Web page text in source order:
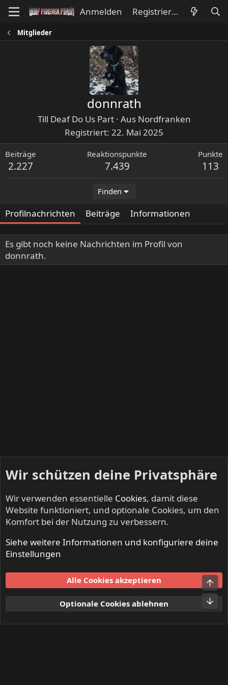
Anmelden Registrieren
Mitglieder
donnrath
Till Deaf Do Us Part · Aus Nordfranken
Registriert 22. Mai 2025
Beiträge
2.227
Reaktionspunkte
7.439
Punkte
113
Finden
Profilnachrichten Beiträge Informationen
Es gibt noch keine Nachrichten im Profil von
donnrath.
Mitglieder
Nutzungsbedingungen
Datenschutz
S
Wir schützen deine Privatsphäre
Wir verwenden essentielle Cookies, damit diese
Website funktioniert, und optionale Cookies, um den
Komfort bei der Nutzung zu verbessern.
Siehe weitere Informationen und konfiguriere deine
Einstellungen
Alle Cookies akzeptieren
Optionale Cookies ablehnen